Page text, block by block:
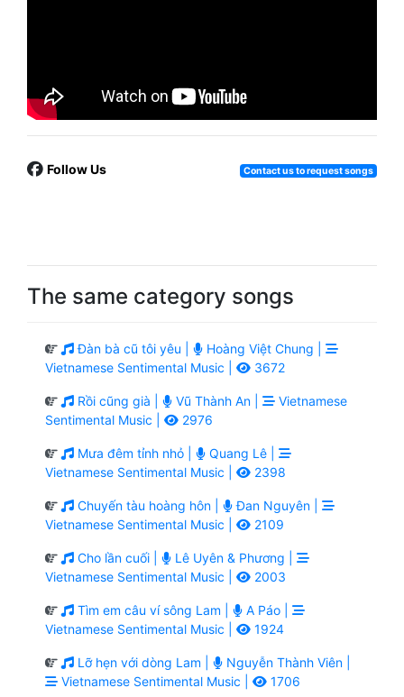
Follow Us Contact us to request songs
The same category songs
Đàn bà cũ tôi yêu |
Hoàng Việt Chung |
Vietnamese Sentimental Music |
3672
Rồi cũng già | Vũ Thành An |
Vietnamese
Sentimental Music |
2976
Mưa đêm tỉnh nhỏ |
Quang Lê |
Vietnamese Sentimental Music |
2398
Chuyến tàu hoàng hôn |
Đan Nguyên |
Vietnamese Sentimental Music |
2109
Cho lần cuối |
Lê Uyên & Phương |
Vietnamese Sentimental Music |
2003
Tìm em câu ví sông Lam |
A Páo |
Vietnamese Sentimental Music |
1924
Lỡ hẹn với dòng Lam |
Nguyễn Thành Viên |
Vietnamese Sentimental Music |
1706